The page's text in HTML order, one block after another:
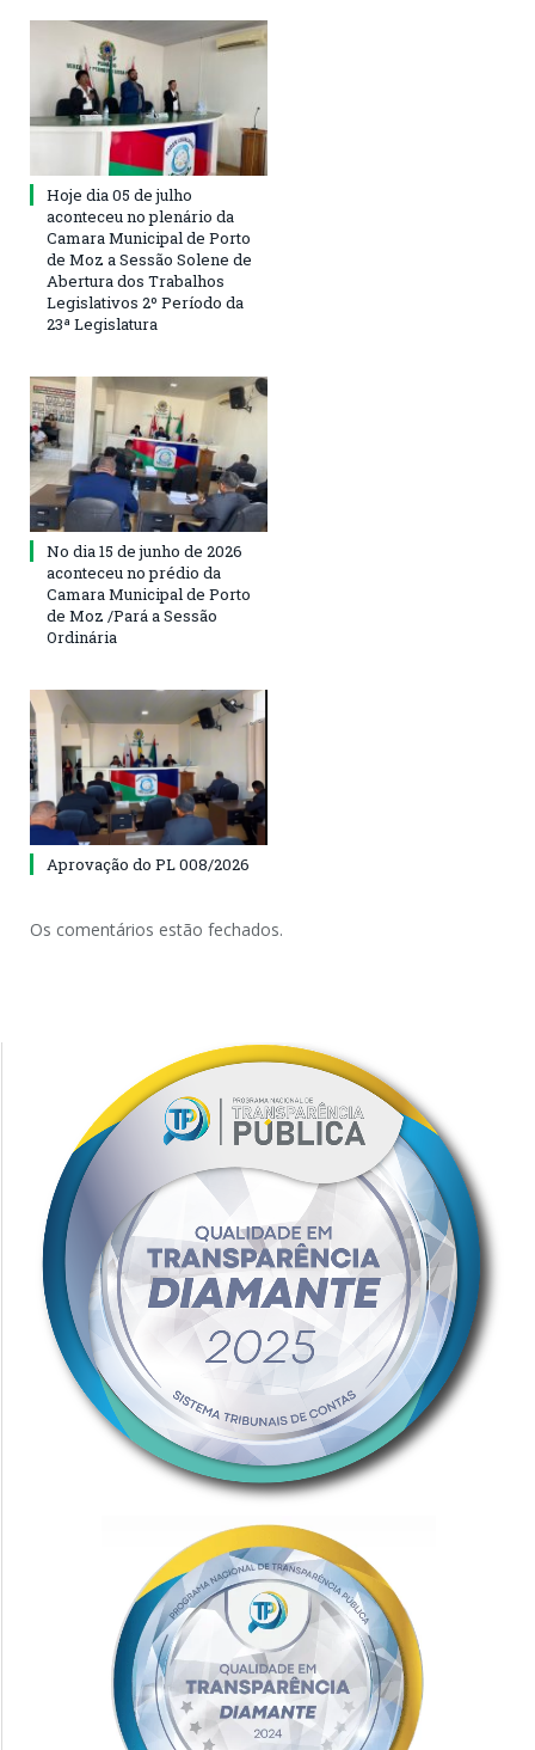
Hoje dia 05 de julho
aconteceu no plenário da
Camara Municipal de Porto
de Moz a Sessão Solene de
Abertura dos Trabalhos
Legislativos 2º Período da
23ª Legislatura
No dia 15 de junho de 2026
aconteceu no prédio da
Camara Municipal de Porto
de Moz /Pará a Sessão
Ordinária
Aprovação do PL 008/2026
Os comentários estão fechados.